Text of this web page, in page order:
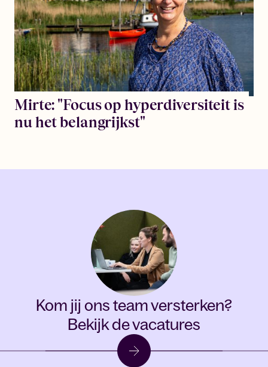
Mirte: "Focus op hyperdiversiteit is
nu het belangrijkst"
Kom jij ons team versterken?
Bekijk de vacatures